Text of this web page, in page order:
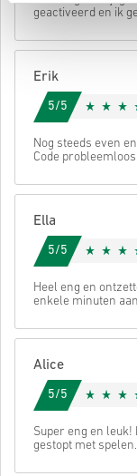
• Rond je bestelling
Daarna ontvang je
geactiveerd en ik
Erik
5/5
Nog steeds even
Code
Ella
5/5
Heel eng en
enkele minuten
Alice
5/5
Super eng en
gestopt met spelen.